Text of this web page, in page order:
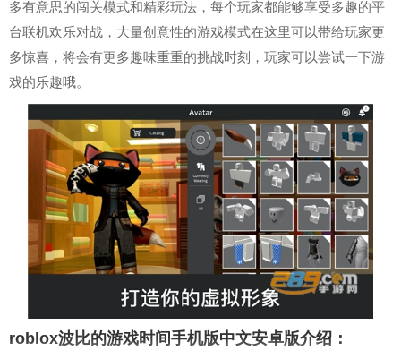
多有意思的闯关模式和精彩玩法，每个玩家都能够享受多趣的平
台联机欢乐对战，大量创意性的游戏模式在这里可以带给玩家更
多惊喜，将会有更多趣味重重的挑战时刻，玩家可以尝试一下游
戏的乐趣哦。
roblox波比的游戏时间手机版中文安卓版介绍：